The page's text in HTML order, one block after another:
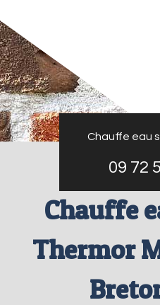
Chauffe eau
09 72
Chauffe
Thermor